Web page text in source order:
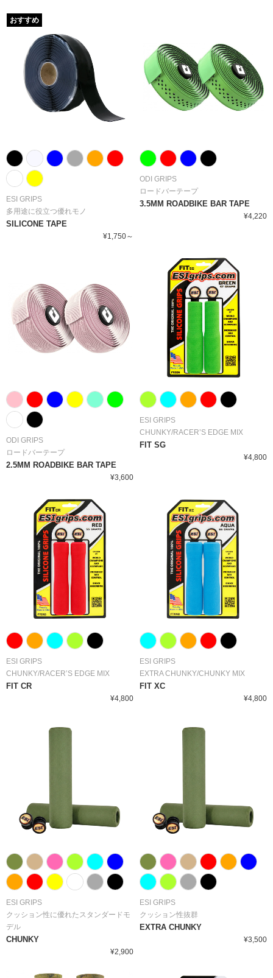
ESI GRIPS
多用途に役立つ優れモノ
SILICONE TAPE
¥1,750～
おすすめ
ODI GRIPS
ロードバーテープ
3.5MM ROADBIKE BAR TAPE
¥4,220
ODI GRIPS
ロードバーテープ
2.5MM ROADBIKE BAR TAPE
¥3,600
ESI GRIPS
CHUNKY/RACER’S EDGE MIX
FIT SG
¥4,800
ESI GRIPS
CHUNKY/RACER’S EDGE MIX
FIT CR
¥4,800
ESI GRIPS
EXTRA CHUNKY/CHUNKY MIX
FIT XC
¥4,800
ESI GRIPS
クッション性に優れたスタンダードモ
デル
CHUNKY
¥2,900
ESI GRIPS
クッション性抜群
EXTRA CHUNKY
¥3,500